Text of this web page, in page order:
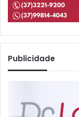
Publicidade